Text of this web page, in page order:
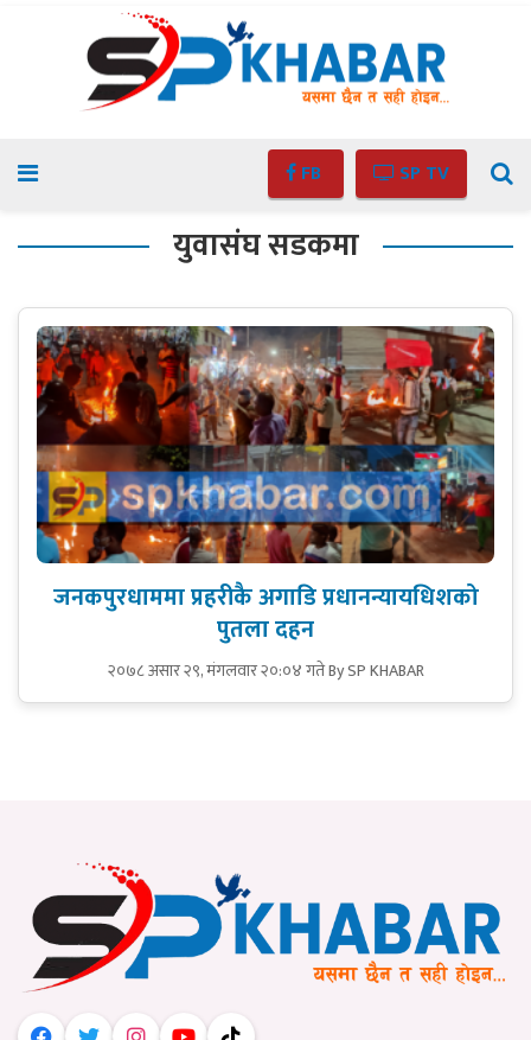
FB SP TV
युवासंघ सडकमा
जनकपुरधाममा प्रहरीकै अगाडि प्रधानन्यायधिशको
पुतला दहन
२०७८ असार २९, मंगलवार २०:०४ गतेBy SP KHABAR